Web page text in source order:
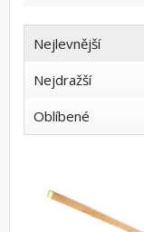
Nejlevnější
Nejdražší
Oblíbené